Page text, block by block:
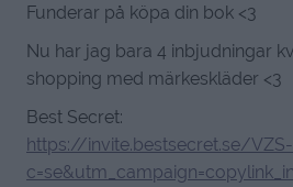
Funderar på köpa din bok <3
Nu har jag bara 4 inbjudningar
shopping med märkeskläder <3
Best Secret:
https://invite.bestsecret.se/